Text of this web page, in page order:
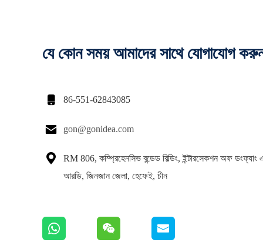
যে কোন সময় আমাদের সাথে যোগাযোগ
 86-551-62843085
 gon@gonidea.com

RM 806, কম্প্রিহেনসিভ বন্ডেড বিল্ডিং, ইন্টারসেকশন অফ
আরডি, জিনজান জেলা, হেফেই, চীন